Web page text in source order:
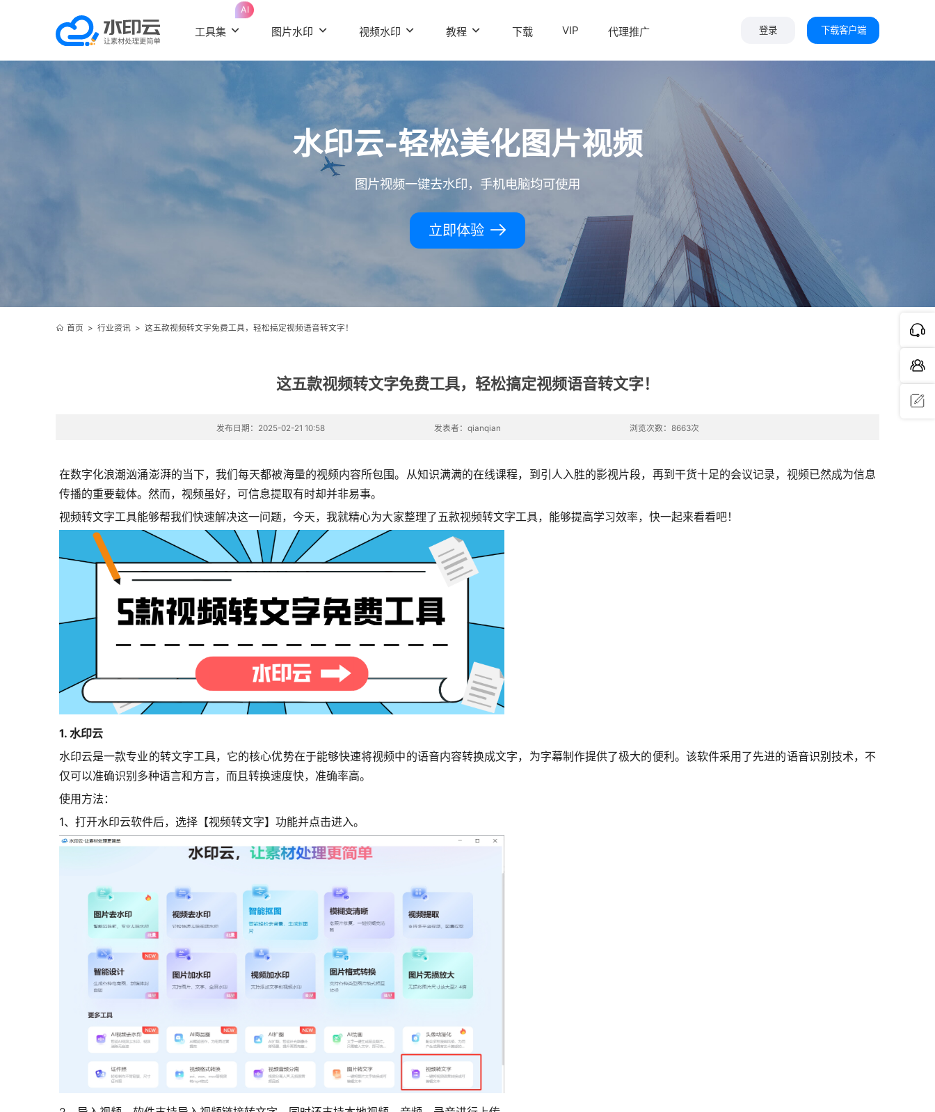
工具集
AI
图片水印 视频水印 教程 下载 VIP 代理推广 登录 下载客户端
水印云-轻松美化图片视频
图片视频一键去水印，手机电脑均可使用
立即体验
首页 > 行业资讯> 这五款视频转文字免费工具，轻松搞定视频语音转文字！
这五款视频转文字免费工具，轻松搞定视频语音转文字！
发布日期：2025-02-21 10:58 发表者：qianqian 浏览次数：8663次
在数字化浪潮汹涌澎湃的当下，我们每天都被海量的视频内容所包围。从知识满满的在线课程，到引人入胜的影视片段，再到干货十足的会议记录，视频已然成为信息
传播的重要载体。然而，视频虽好，可信息提取有时却并非易事。
视频转文字工具能够帮我们快速解决这一问题，今天，我就精心为大家整理了五款视频转文字工具，能够提高学习效率，快一起来看看吧！
1. 水印云
水印云是一款专业的转文字工具，它的核心优势在于能够快速将视频中的语音内容转换成文字，为字幕制作提供了极大的便利。该软件采用了先进的语音识别技术，不
仅可以准确识别多种语言和方言，而且转换速度快，准确率高。
使用方法：
1、打开水印云软件后，选择【视频转文字】功能并点击进入。